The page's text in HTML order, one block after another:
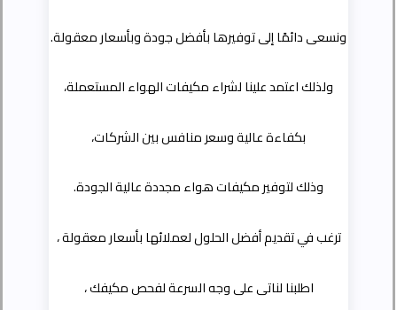
ونسعى دائمًا إلى توفيرها بأفضل جودة وبأسعار معقولة.
ولذلك اعتمد علينا لشراء مكيفات الهواء المستعملة،
بكفاءة عالية وسعر منافس بين الشركات،
وذلك لتوفير مكيفات هواء مجددة عالية الجودة.
ترغب في تقديم أفضل الحلول لعملائها بأسعار معقولة ،
اطلبنا لناتى على وجه السرعة لفحص مكيفك ،